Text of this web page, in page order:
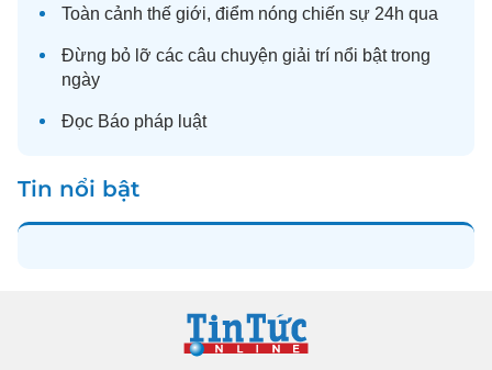
Toàn cảnh thế giới, điểm nóng chiến sự 24h qua
Đừng bỏ lỡ các câu chuyện giải trí nổi bật trong
ngày
Đọc Báo pháp luật
Tin nổi bật